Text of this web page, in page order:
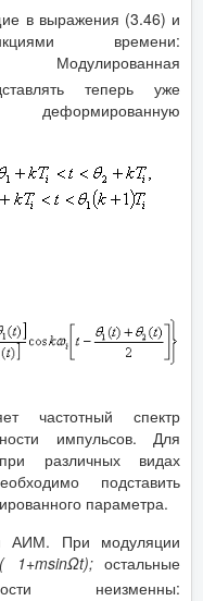
в выражения (3.46) и
времени:
Модулированная
теперь уже
деформированную
частотный спектр
импульсов. Для
различных видах
подставить
параметра.
АИМ. При модуляции
1+msinΩt);остальные
неизменны: